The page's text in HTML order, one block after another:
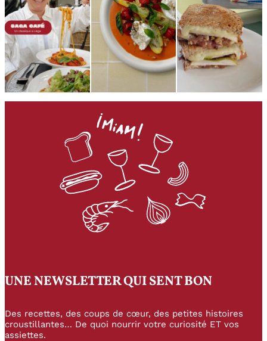
UNE NEWSLETTER QUI SENT BON
Des recettes, des coups de cœur, des petites histoires
croustillantes… De quoi nourrir votre curiosité ET vos
assiettes.